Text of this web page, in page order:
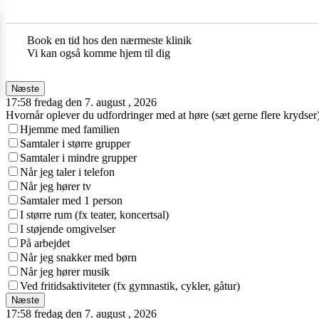
Book en tid hos den nærmeste klinik
Vi kan også komme hjem til dig
Næste
17:58 fredag den 7. august , 2026
Hvornår oplever du udfordringer med at høre (sæt gerne flere
Hjemme med familien
Samtaler i større grupper
Samtaler i mindre grupper
Når jeg taler i telefon
Når jeg hører tv
Samtaler med 1 person
I større rum (fx teater, koncertsal)
I støjende omgivelser
På arbejdet
Når jeg snakker med børn
Når jeg hører musik
Ved fritidsaktiviteter (fx gymnastik, cykler, gåtur)
Næste
17:58 fredag den 7. august , 2026